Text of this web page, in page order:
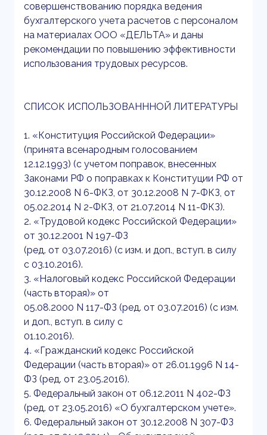
совершенствованию порядка ведения
бухгалтерского учета расчетов с персоналом
на материалах ООО «ДЕЛЬТА» и даны
рекомендации по повышению эффективности
использования трудовых ресурсов.
СПИСОК ИСПОЛЬЗОВАНННОЙ ЛИТЕРАТУРЫ
1. «Конституция Российской Федерации»
(принята всенародным голосованием
12.12.1993) (с учетом поправок, внесенных
Законами РФ о поправках к Конституции РФ от
30.12.2008 N 6-ФКЗ, от 30.12.2008 N 7-ФКЗ, от
05.02.2014 N 2-ФКЗ, от 21.07.2014 N 11-ФКЗ).
2. «Трудовой кодекс Российской Федерации»
от 30.12.2001 N 197-ФЗ
(ред. от 03.07.2016) (с изм. и доп., вступ. в силу
с 03.10.2016).
3. «Налоговый кодекс Российской Федерации
(часть вторая)» от
05.08.2000 N 117-ФЗ (ред. от 03.07.2016) (с изм.
и доп., вступ. в силу с
01.10.2016).
4. «Гражданский кодекс Российской
Федерации (часть вторая)» от 26.01.1996 N 14-
ФЗ (ред. от 23.05.2016).
5. Федеральный закон от 06.12.2011 N 402-ФЗ
(ред. от 23.05.2016) «О бухгалтерском учете».
6. Федеральный закон от 30.12.2008 N 307-ФЗ